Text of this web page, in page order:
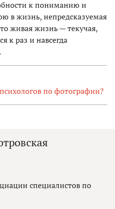
к пониманию и
в жизнь, непредсказуемая
живая жизнь — текучая,
к раз и навсегда
по фотографии?
специалистов по